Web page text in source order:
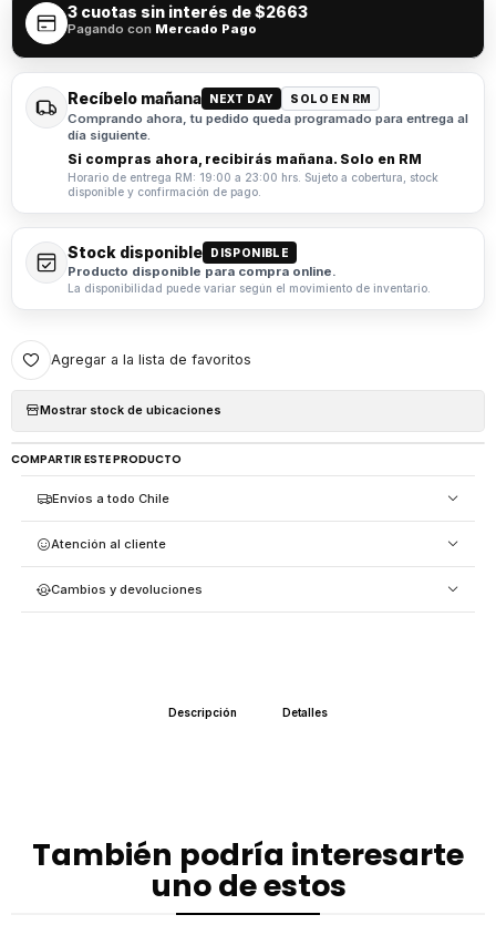
3 cuotas sin interés de$2663
Pagando con Mercado Pago
Recíbelo mañana NEXT DAY SOLO EN RM
Comprando ahora, tu pedido queda programado para entrega al
día siguiente.
Si compras ahora, recibirás mañana. Solo en RM
Horario de entrega RM: 19:00 a 23:00 hrs. Sujeto a cobertura, stock
disponible y confirmación de pago.
Stock disponible DISPONIBLE
Producto disponible para compra online.
La disponibilidad puede variar según el movimiento de inventario.
Agregar a la lista de favoritos
Mostrar stock de ubicaciones
COMPARTIR ESTE PRODUCTO
Envíos a todo Chile
Atención al cliente
Cambios y devoluciones
Descripción Detalles
También podría interesarte
uno de estos